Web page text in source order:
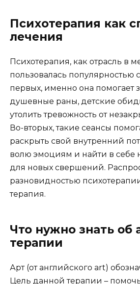
Психотерапия как
лечения
Психотерапия, как отрасль в
пользовалась
первых, именно она помогает
душевные раны, детские
утолить тревожность от
Во-вторых, такие сеансы
раскрыть свой внутренний
волю эмоциям и найти в себе
для новых свершений.
разновидностью
терапия.
Что нужно знать об
терапии
Арт (от английского art)
Цель данной терапии –